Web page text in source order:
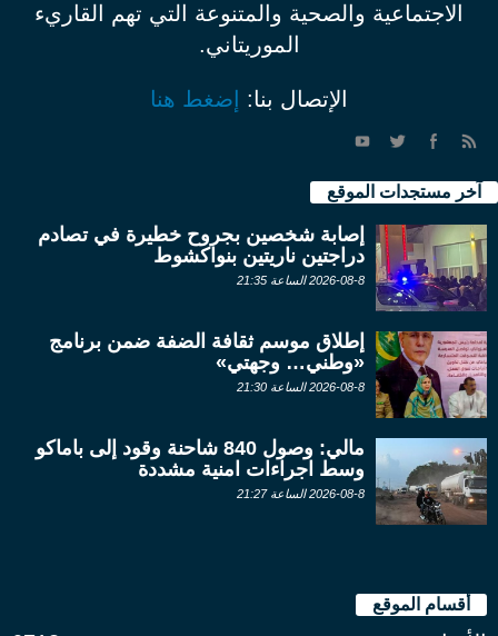
الاجتماعية والصحية والمتنوعة التي تهم القاريء
الموريتاني.
الإتصال بنا: إضغط هنا
آخر مستجدات الموقع
إصابة شخصين بجروح خطيرة في تصادم
دراجتين ناريتين بنواكشوط
2026-08-8 الساعة 21:35
إطلاق موسم ثقافة الضفة ضمن برنامج
«وطني… وجهتي»
2026-08-8 الساعة 21:30
مالي: وصول 840 شاحنة وقود إلى باماكو
وسط اجراءات امنية مشددة
2026-08-8 الساعة 21:27
أقسام الموقع